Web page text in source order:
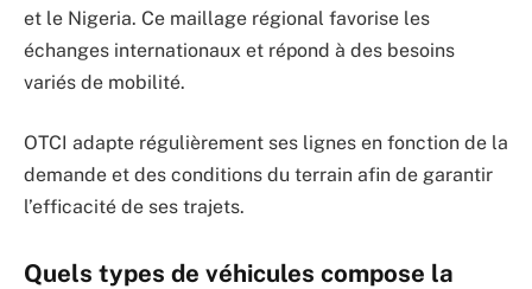
et le Nigeria. Ce maillage régional favorise les
échanges internationaux et répond à des besoins
variés de mobilité.
OTCI adapte régulièrement ses lignes en fonction de la
demande et des conditions du terrain afin de garantir
l’efficacité de ses trajets.
Quels types de véhicules compose la